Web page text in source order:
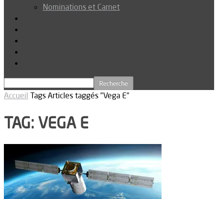
Nominations et Carnet
Accueil Tags Articles taggés "Vega E"
TAG: VEGA E